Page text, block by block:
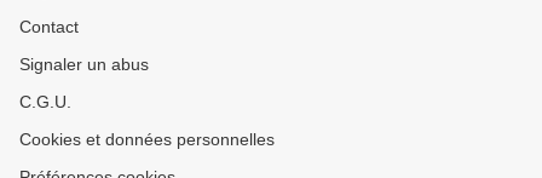
Contact
Signaler un abus
C.G.U.
Cookies et données personnelles